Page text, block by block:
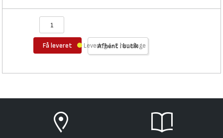
Få leveret Afhent i butik
Levering 1-2 hverdage